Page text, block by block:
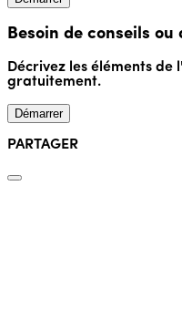
Besoin de conseils
Décrivez les éléments
gratuitement.
Démarrer
PARTAGER